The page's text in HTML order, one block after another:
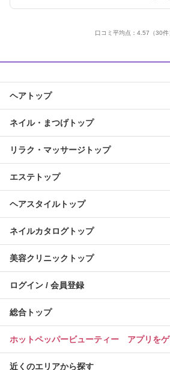
口コミ平均点： 4.57 （30件
ヘアトップ
ネイル・まつげトップ
リラク・マッサージトップ
エステトップ
ヘアスタイルトップ
ネイルカタログトップ
美容クリニックトップ
ログイン / 会員登録
総合トップ
ホットペッパービューティー アプリをゲ
近くのエリアから探す